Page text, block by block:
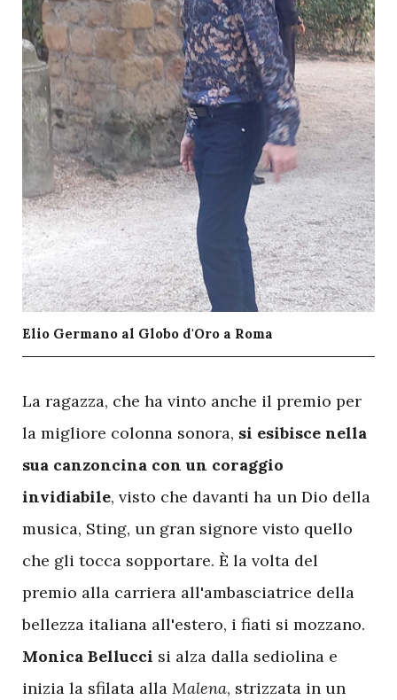
Elio Germano al Globo d'Oro a Roma
La ragazza, che ha vinto anche il premio per
la migliore colonna sonora, si esibisce nella
sua canzoncina con un coraggio
invidiabile, visto che davanti ha un Dio della
musica, Sting, un gran signore visto quello
che gli tocca sopportare. È la volta del
premio alla carriera all'ambasciatrice della
bellezza italiana all'estero, i fiati si mozzano.
Monica Bellucci si alza dalla sediolina e
inizia la sfilata alla Malena, strizzata in un